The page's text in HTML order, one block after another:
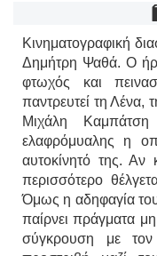
Κινηματογραφική
Δημήτρη Ψαθά. Ο
φτωχός και
παντρευτεί τη Λένα,
Μιχάλη
ελαφρόμυαλης η
αυτοκίνητό της. Αν
περισσότερο
Όμως η αδηφαγία
παίρνει πράγματα
σύγκρουση με